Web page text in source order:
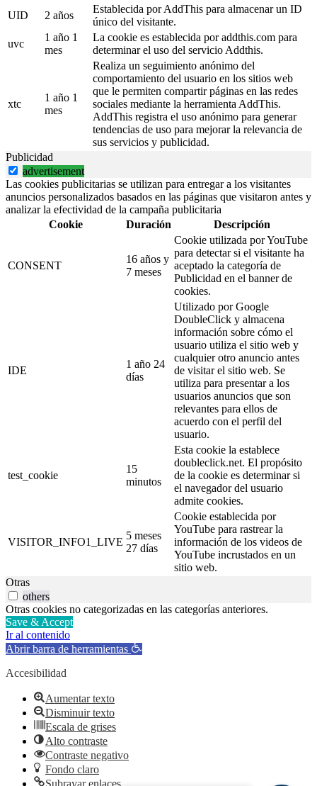
UID
2 años
Establecida por AddThis para almacenar un ID
único del visitante.
uvc
1 año 1
mes
La cookie es establecida por addthis.com para
determinar el uso del servicio Addthis.
xtc
1 año 1
mes
Realiza un seguimiento anónimo del
comportamiento del usuario en los sitios web
que le permiten compartir páginas en las redes
sociales mediante la herramienta AddThis.
AddThis registra el uso anónimo para generar
tendencias de uso para mejorar la relevancia de
sus servicios y publicidad.
Publicidad
advertisement
Las cookies publicitarias se utilizan para entregar a los visitantes
anuncios personalizados basados en las páginas que visitaron antes y
analizar la efectividad de la campaña publicitaria
Cookie
Duración Descripción
CONSENT
16 años y
7 meses
Cookie utilizada por YouTube
para detectar si el visitante ha
aceptado la categoría de
Publicidad en el banner de
cookies.
IDE
1 año 24
días
Utilizado por Google
DoubleClick y almacena
información sobre cómo el
usuario utiliza el sitio web y
cualquier otro anuncio antes
de visitar el sitio web. Se
utiliza para presentar a los
usuarios anuncios que son
relevantes para ellos de
acuerdo con el perfil del
usuario.
test_cookie
15
minutos
Esta cookie la establece
doubleclick.net. El propósito
de la cookie es determinar si
el navegador del usuario
admite cookies.
VISITOR_INFO1_LIVE
5 meses
27 días
Cookie establecida por
YouTube para rastrear la
información de los videos de
YouTube incrustados en un
sitio web.
Otras
others
Otras cookies no categorizadas en las categorías anteriores.
Save & Accept
Ir al contenido
Abrir barra de herramientas
Accesibilidad
Aumentar texto
Disminuir texto
Escala de grises
Alto contraste
Contraste negativo
Fondo claro
Subrayar enlaces